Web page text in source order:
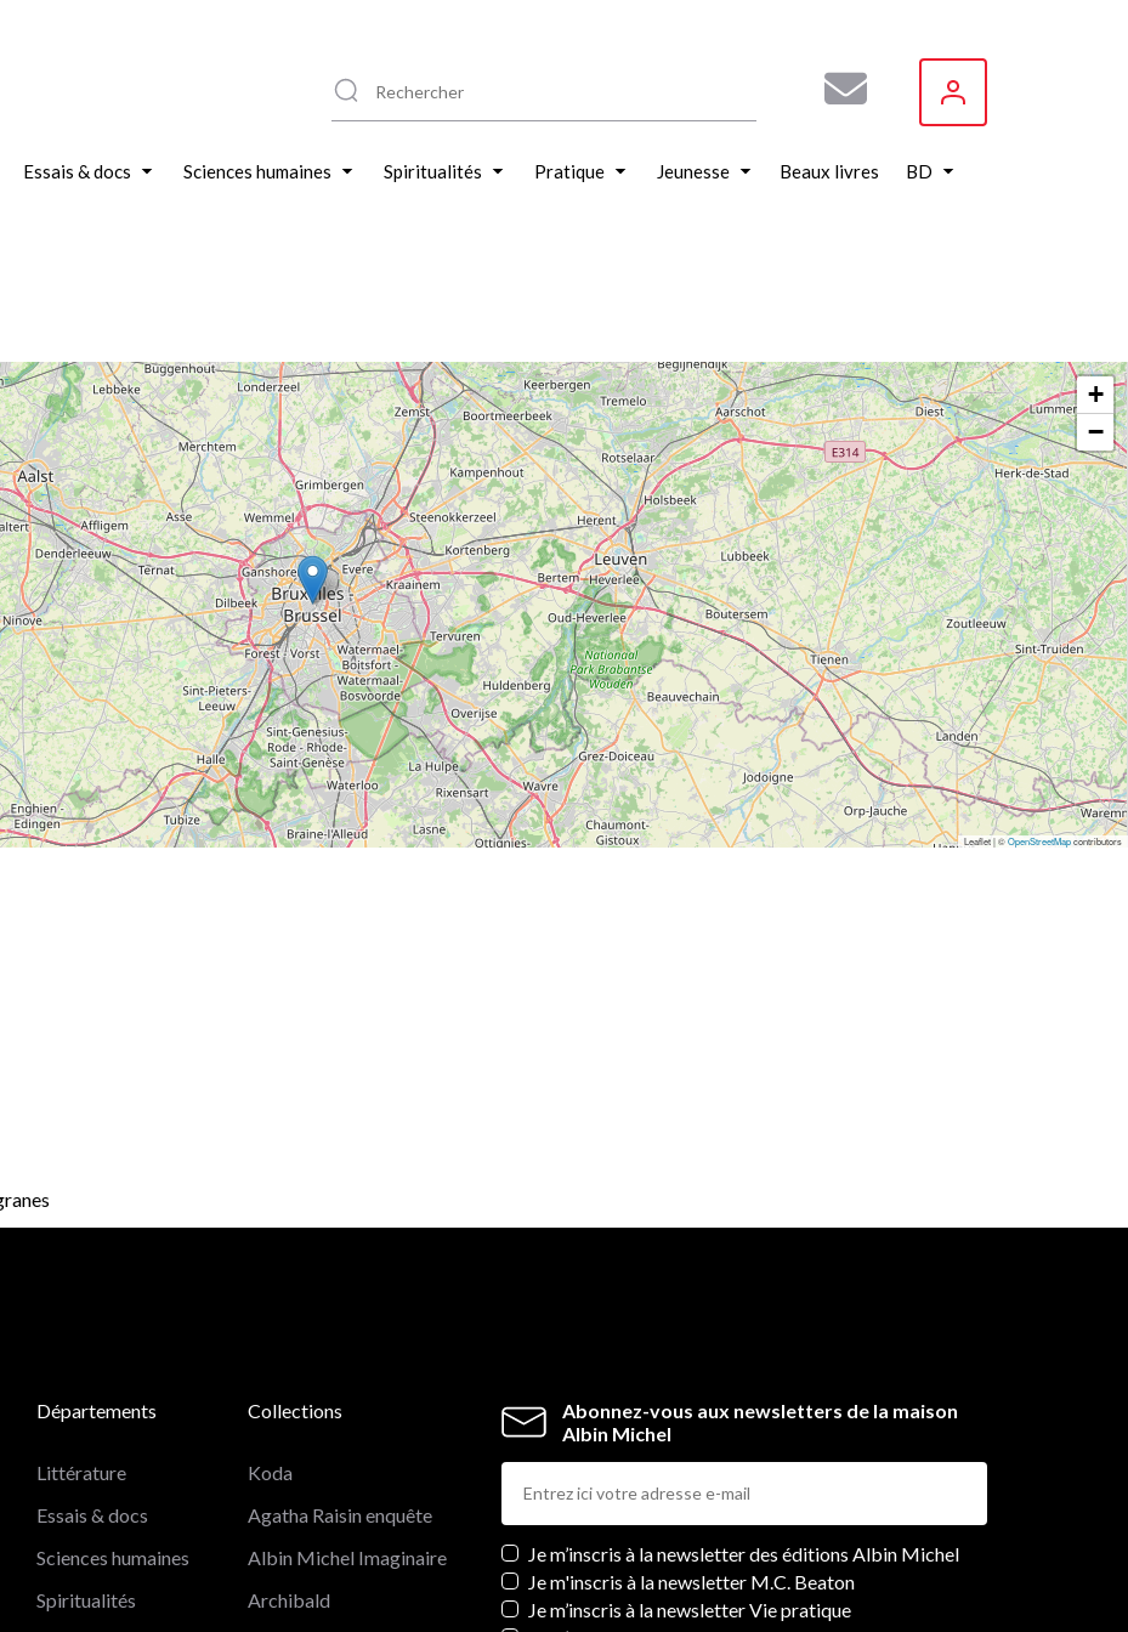
Essais & docs Sciences humaines Spiritualités Pratique Jeunesse Beaux livres BD
+
−
Leaflet | ©OpenStreetMapcontributors
Abonnez-vous aux newsletters de la maison
Albin Michel
Newsletters
Je m’inscris à la newsletter des éditions Albin Michel
Je m'inscris à la newsletter M.C. Beaton
Je m’inscris à la newsletter Vie pratique
Départements
Littérature
Essais & docs
Sciences humaines
Spiritualités
Collections
Koda
Agatha Raisin enquête
Albin Michel Imaginaire
Archibald